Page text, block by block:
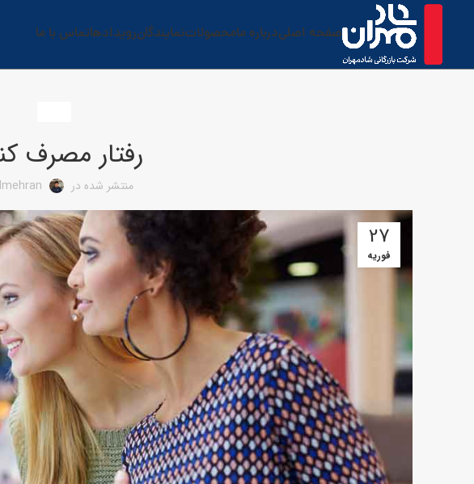
صفحه اصلیدرباره مامحصولاتنمایندگانرویدادهاتماس با ما
رفتار مصرف
منتشر شده در
27
فوریه